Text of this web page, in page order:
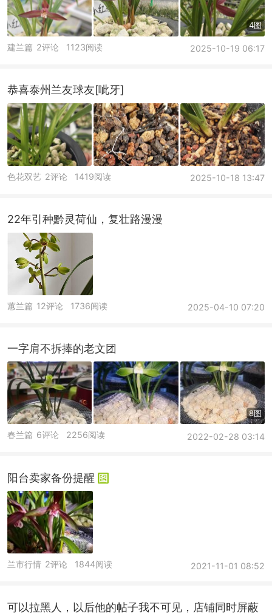
4图
建兰篇 2025-10-19 06:17
2评论 1123阅读
恭喜泰州兰友球友[呲牙]
色花双艺 2025-10-18 13:47
2评论 1419阅读
22年引种黔灵荷仙，复壮路漫漫
蕙兰篇 2025-04-10 07:20
12评论 1736阅读
一字肩不拆捧的老文团
8图
春兰篇 2022-02-28 03:14
6评论 2256阅读
阳台卖家备份提醒
兰市行情 2021-11-01 08:52
2评论 1844阅读
可以拉黑人，以后他的帖子我不可见，店铺同时屏蔽